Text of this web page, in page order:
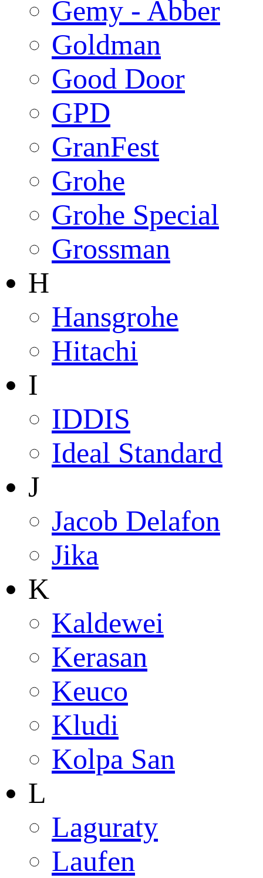
Gemy - Abber
Goldman
Good Door
GPD
GranFest
Grohe
Grohe Special
Grossman
H
Hansgrohe
Hitachi
I
IDDIS
Ideal Standard
J
Jacob Delafon
Jika
K
Kaldewei
Kerasan
Keuco
Kludi
Kolpa San
L
Laguraty
Laufen